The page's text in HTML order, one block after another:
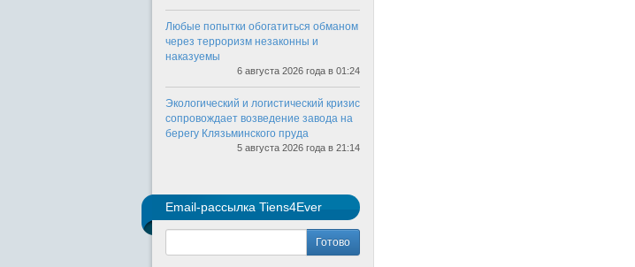
Любые попытки обогатиться обманом
через терроризм незаконны и
наказуемы
6 августа 2026 года в 01:24
Экологический и логистический кризис
сопровождает возведение завода на
берегу Клязьминского пруда
5 августа 2026 года в 21:14
Email-рассылка Tiens4Ever
Готово